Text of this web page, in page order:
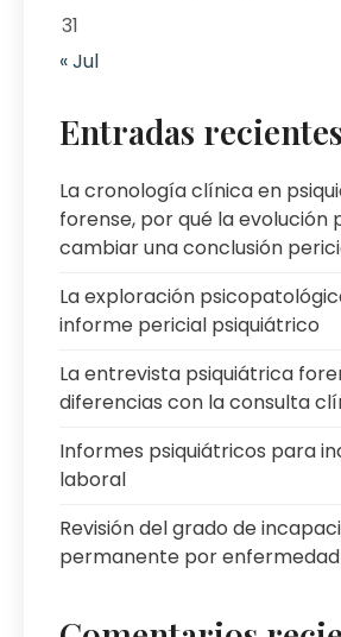
31
« Jul
Entradas recientes
La cronología clínica en
forense, por qué la evolución
cambiar una conclusión
La exploración
informe pericial psiquiátrico
La entrevista psiquiátrica
diferencias con la consulta
Informes psiquiátricos para
laboral
Revisión del grado de
permanente por